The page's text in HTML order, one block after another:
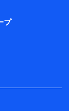
れらに付帯、
フィナンシャ
内、提供する
、ウェブサイ
パーソナルデ
傾向に応じた
配信等を行う
プ